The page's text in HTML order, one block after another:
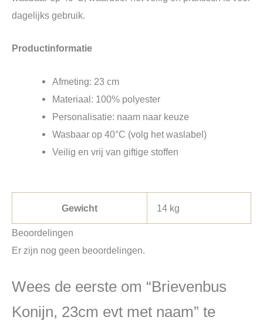
dagelijks gebruik.
Productinformatie
Afmeting: 23 cm
Materiaal: 100% polyester
Personalisatie: naam naar keuze
Wasbaar op 40°C (volg het waslabel)
Veilig en vrij van giftige stoffen
Gewicht 14 kg
Beoordelingen
Er zijn nog geen beoordelingen.
Wees de eerste om “Brievenbus
Konijn, 23cm evt met naam” te